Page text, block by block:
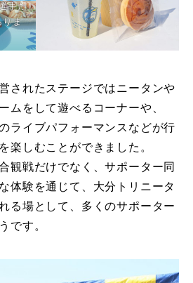
手た
りま
されたステージではニータンや
ムをして遊べるコーナーや、
ライブパフォーマンスなどが行
楽しむことができました。
観戦だけでなく、サポーター同
体験を通じて、大分トリニータ
る場として、多くのサポーター
です。